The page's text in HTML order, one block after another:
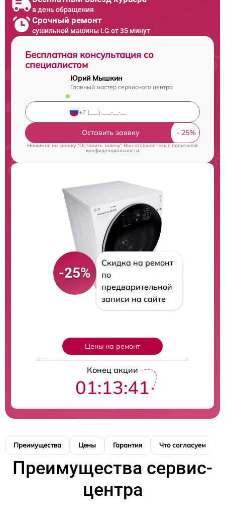
в день обращения
Срочный ремонт
сушильной машины LG от 35 минут
Бесплатная консультация со
специалистом
Юрий Мышкин
Главный мастер сервисного центра
Оставить заявку
Нажимая на кнопку "Оставить заявку" Вы соглашаетесь cполитикой
конфиденциальности
-25%
Скидка на ремонт
по
предварительной
записи на сайте
Цены на ремонт
Конец акции
01:13:40
Преимущества Цены Гарантия Что согласуем
Преимущества сервис-
центра